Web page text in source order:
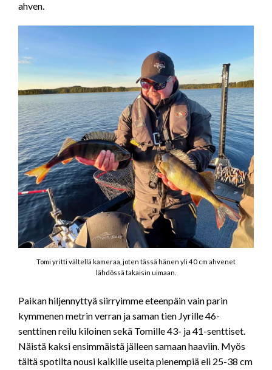
ahven.
Tomi yritti vältellä kameraa, joten tässä hänen yli 40 cm ahvenet
lähdössä takaisin uimaan.
Paikan hiljennyttyä siirryimme eteenpäin vain parin
kymmenen metrin verran ja saman tien Jyrille 46-
senttinen reilu kiloinen sekä Tomille 43- ja 41-senttiset.
Näistä kaksi ensimmäistä jälleen samaan haaviin. Myös
tältä spotilta nousi kaikille useita pienempiä eli 25-38 cm